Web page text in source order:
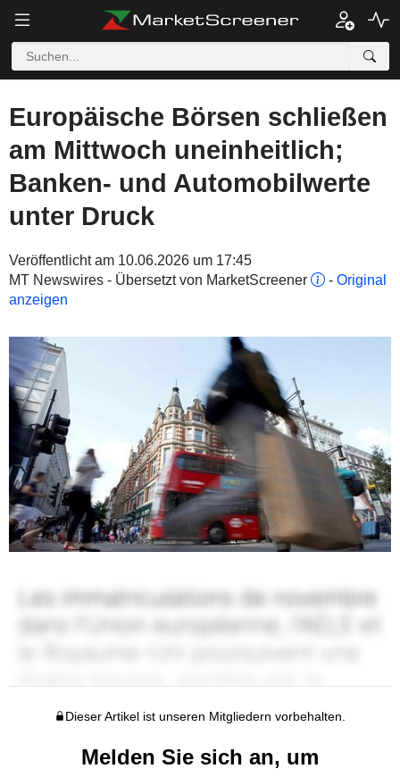
Europäische Börsen schließen
am Mittwoch uneinheitlich;
Banken- und Automobilwerte
unter Druck
Veröffentlicht am 10.06.2026 um 17:45
MT Newswires - Übersetzt von MarketScreener
- Original
anzeigen
Dieser Artikel ist unseren Mitgliedern vorbehalten.
Melden Sie sich an, um